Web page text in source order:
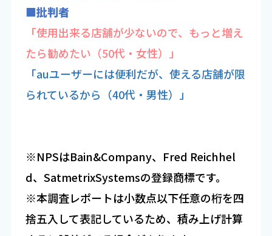
■批判者
「使用出来る店舗が少ないので、もっと増え
たら勧めたい（50代・女性）」
「auユーザーには便利だが、使える店舗が限
られているから（40代・男性）」
※NPSはBain&Company、Fred Reichhel
d、SatmetrixSystemsの登録商標です。
※本調査レポートは小数点以下任意の桁を四
捨五入して表記しているため、積み上げ計算